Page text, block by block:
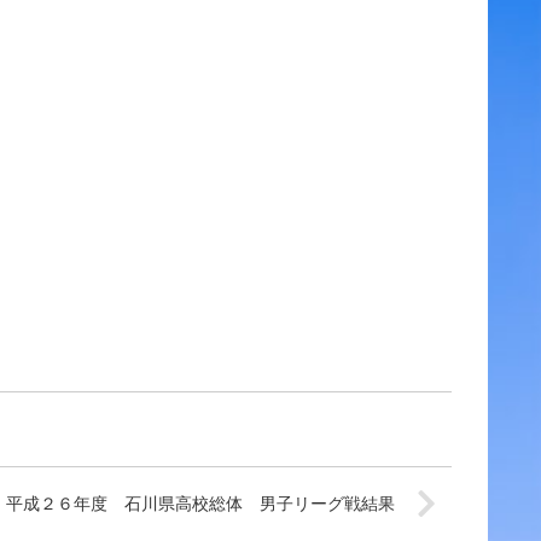
平成２６年度 石川県高校総体 男子リーグ戦結果